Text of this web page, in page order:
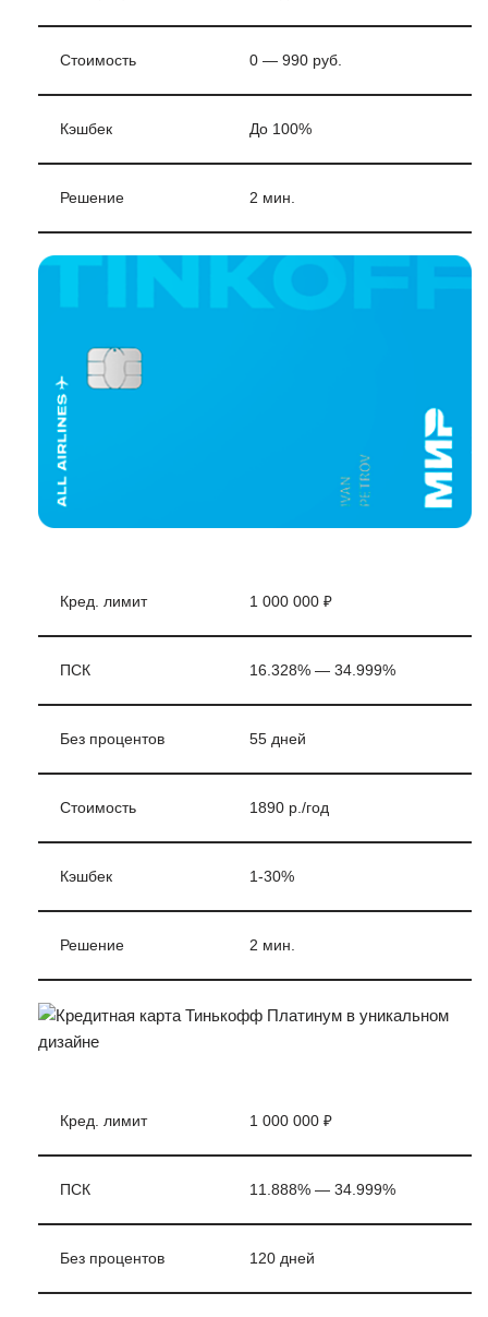
Стоимость 0 — 990 руб.
Кэшбек До 100%
Решение 2 мин.
Кред. лимит 1 000 000 ₽
ПСК 16.328% — 34.999%
Без процентов 55 дней
Стоимость 1890 р./год
Кэшбек 1-30%
Решение 2 мин.
Кред. лимит 1 000 000 ₽
ПСК 11.888% — 34.999%
Без процентов 120 дней